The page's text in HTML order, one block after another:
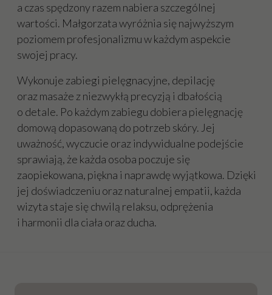
a czas spędzony razem nabiera szczególnej
wartości. Małgorzata wyróżnia się najwyższym
poziomem profesjonalizmu w każdym aspekcie
swojej pracy.
Wykonuje zabiegi pielęgnacyjne, depilację
oraz masaże z niezwykłą precyzją i dbałością
o detale. Po każdym zabiegu dobiera pielęgnację
domową dopasowaną do potrzeb skóry. Jej
uważność, wyczucie oraz indywidualne podejście
sprawiają, że każda osoba poczuje się
zaopiekowana, piękna i naprawdę wyjątkowa. Dzięki
jej doświadczeniu oraz naturalnej empatii, każda
wizyta staje się chwilą relaksu, odprężenia
i harmonii dla ciała oraz ducha.